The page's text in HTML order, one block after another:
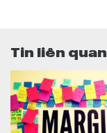
Tin liên quan